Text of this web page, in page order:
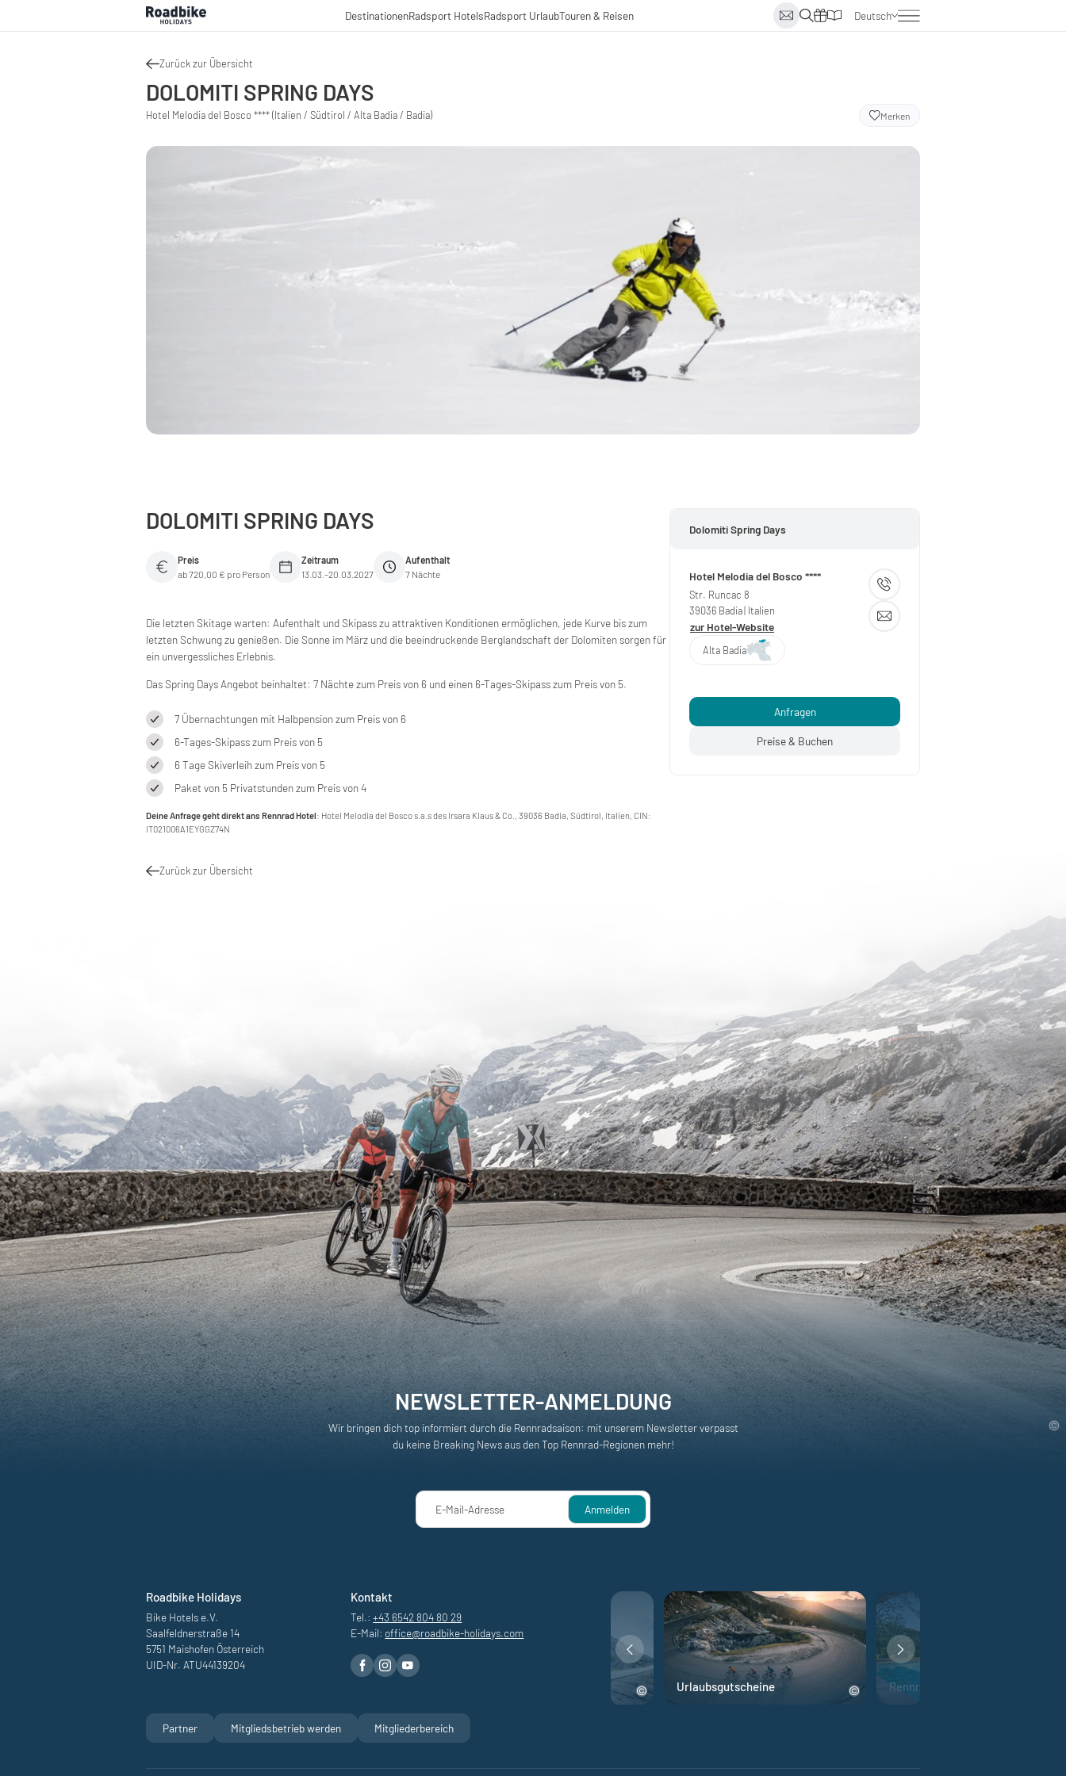
DestinationenRadsport HotelsRadsport UrlaubTouren & Reisen Deutsch
Englisch
Zurück zur Übersicht
DOLOMITI SPRING DAYS
Hotel Melodia del Bosco **** (Italien / Südtirol / Alta Badia / Badia) Merken
DOLOMITI SPRING DAYS
Preis
ab 720,00 € pro Person
Zeitraum
13.03.–20.03.2027
Aufenthalt
7 Nächte
Die letzten Skitage warten: Aufenthalt und Skipass zu attraktiven Konditionen ermöglichen, jede Kurve bis zum
letzten Schwung zu genießen. Die Sonne im März und die beeindruckende Berglandschaft der Dolomiten sorgen für
ein unvergessliches Erlebnis.
Das Spring Days Angebot beinhaltet: 7 Nächte zum Preis von 6 und einen 6-Tages-Skipass zum Preis von 5.
7 Übernachtungen mit Halbpension zum Preis von 6
6-Tages-Skipass zum Preis von 5
6 Tage Skiverleih zum Preis von 5
Paket von 5 Privatstunden zum Preis von 4
Deine Anfrage geht direkt ans Rennrad Hotel: Hotel Melodia del Bosco s.a.s des Irsara Klaus & Co., 39036 Badia, Südtirol, Italien, CIN:
IT021006A1EYGGZ74N
Zurück zur Übersicht
Dolomiti Spring Days
Hotel Melodia del Bosco ****
Str. Runcac 8
39036 Badia| Italien
zur Hotel-Website
Alta Badia
Anfragen
Preise & Buchen
NEWSLETTER-ANMELDUNG
Wir bringen dich top informiert durch die Rennradsaison: mit unserem Newsletter verpasst
du keine Breaking News aus den Top Rennrad-Regionen mehr!
E-Mail-Adresse Anmelden
Roadbike Holidays
Bike Hotels e.V.
Saalfeldnerstraße 14
5751 Maishofen Österreich
UID-Nr. ATU44139204
Kontakt
Tel.: +43 6542 804 80 29
E-Mail: office@roadbike-holidays.com
Urlaubsgutscheine Rennrad Hotels
Partner Mitgliedsbetrieb werden Mitgliederbereich